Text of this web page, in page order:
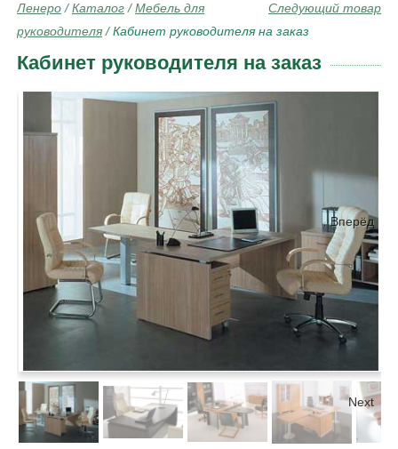
Следующий товар
Ленеро /Каталог /Мебель для
руководителя /Кабинет руководителя на заказ
Кабинет руководителя на заказ
Вперёд
Next